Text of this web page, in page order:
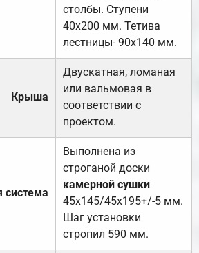
столбы. Ступени
40х200 мм. Тетива
лестницы- 90х140 мм.
Крыша
Двускатная, ломаная
или вальмовая в
соответствии с
проектом.
система
Выполнена из
строганой доски
камерной сушки
45х145/45х195+/-5 мм.
Шаг установки
стропил 590 мм.